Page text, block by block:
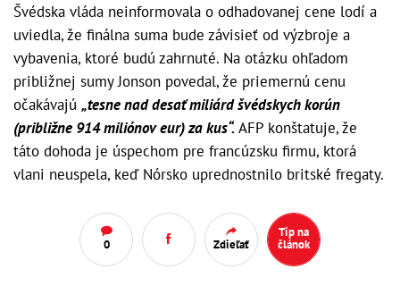
Švédska vláda neinformovala o odhadovanej cene lodí a
uviedla, že finálna suma bude závisieť od výzbroje a
vybavenia, ktoré budú zahrnuté. Na otázku ohľadom
približnej sumy Jonson povedal, že priemernú cenu
očakávajú „tesne nad desať miliárd švédskych korún
(približne 914 miliónov eur) za kus“.AFP konštatuje, že
táto dohoda je úspechom pre francúzsku firmu, ktorá
vlani neuspela, keď Nórsko uprednostnilo britské fregaty.
0 Zdieľať
Tip na
článok